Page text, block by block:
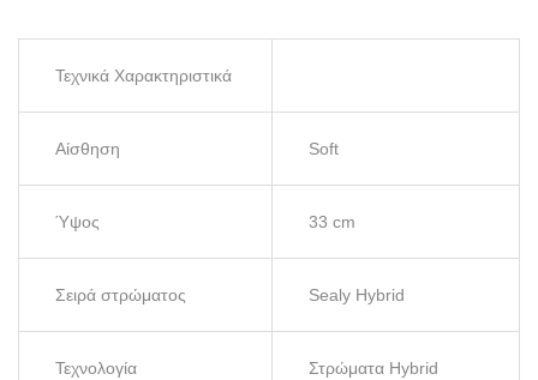
Τεχνικά Χαρακτηριστικά
Αίσθηση Soft
Ύψος 33 cm
Σειρά στρώματος Sealy Hybrid
Τεχνολογία Στρώματα Hybrid